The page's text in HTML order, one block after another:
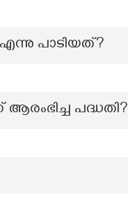
പാടിയത്?
പദ്ധതി?